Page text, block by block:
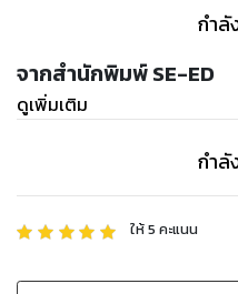
กำลั
จากสำนักพิมพ์ SE-ED
ดูเพิ่มเติม
กำลั
ให้5 คะแนน